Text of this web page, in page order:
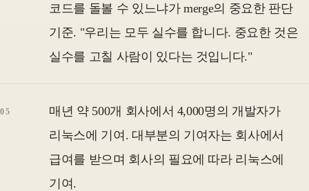
코드를 돌볼 수 있느냐가 merge의 중요한 판단
기준. "우리는 모두 실수를 합니다. 중요한 것은
실수를 고칠 사람이 있다는 것입니다."
매년 약 500개 회사에서 4,000명의 개발자가
리눅스에 기여. 대부분의 기여자는 회사에서
급여를 받으며 회사의 필요에 따라 리눅스에
기여.